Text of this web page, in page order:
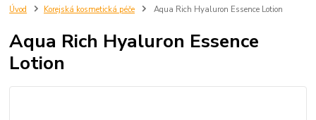
Úvod Korejská kosmetická péče Aqua Rich Hyaluron Essence Lotion
Aqua Rich Hyaluron Essence
Lotion